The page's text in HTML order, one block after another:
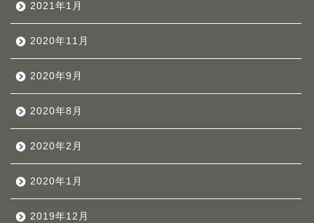
2021年1月
2020年11月
2020年9月
2020年8月
2020年2月
2020年1月
2019年12月